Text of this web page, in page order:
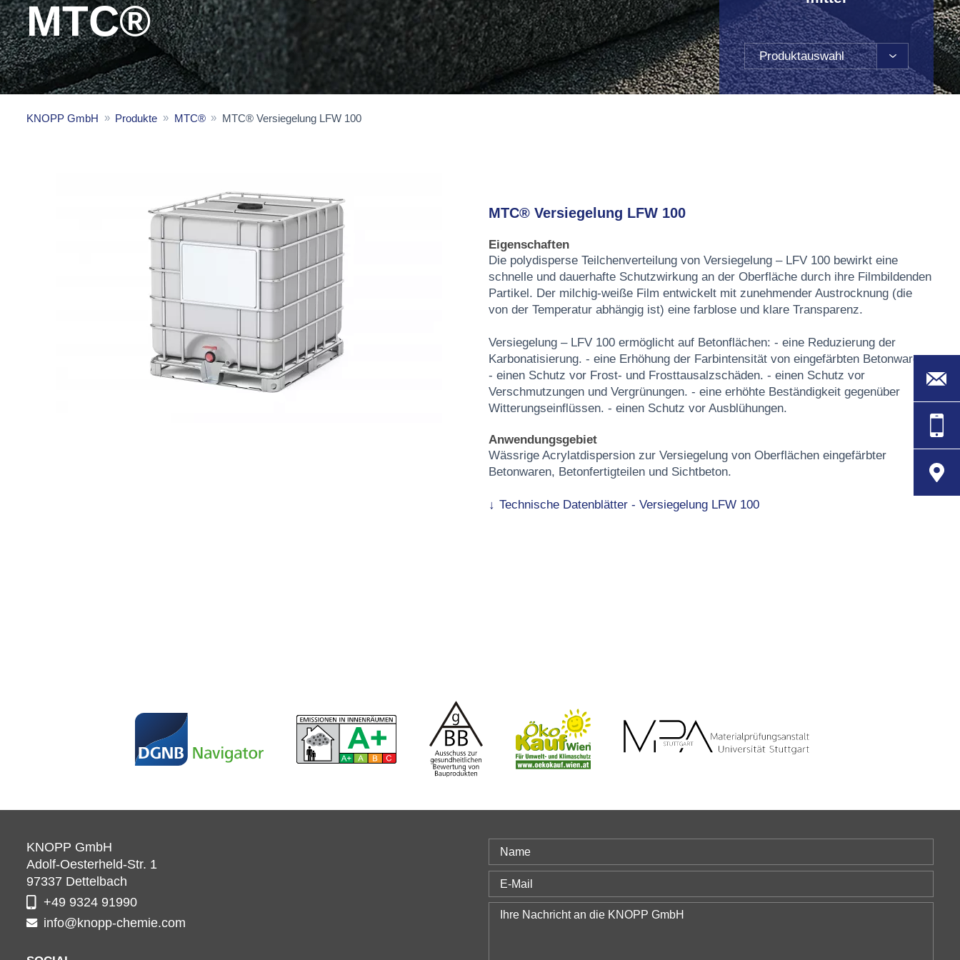
MTC®
Produktauswahl
KNOPP GmbH Produkte MTC® MTC® Versiegelung LFW 100
MTC® Versiegelung LFW 100
Eigenschaften
Die polydisperse Teilchenverteilung von Versiegelung – LFV 100 bewirkt eine
schnelle und dauerhafte Schutzwirkung an der Oberfläche durch ihre Filmbildenden
Partikel. Der milchig-weiße Film entwickelt mit zunehmender Austrocknung (die
von der Temperatur abhängig ist) eine farblose und klare Transparenz.
Versiegelung – LFV 100 ermöglicht auf Betonflächen: - eine Reduzierung der
Karbonatisierung. - eine Erhöhung der Farbintensität von eingefärbten Betonwaren.
- einen Schutz vor Frost- und Frosttausalzschäden. - einen Schutz vor
Verschmutzungen und Vergrünungen. - eine erhöhte Beständigkeit gegenüber
Witterungseinflüssen. - einen Schutz vor Ausblühungen.
Anwendungsgebiet
Wässrige Acrylatdispersion zur Versiegelung von Oberflächen eingefärbter
Betonwaren, Betonfertigteilen und Sichtbeton.
Technische Datenblätter - Versiegelung LFW 100
KNOPP GmbH
Adolf-Oesterheld-Str. 1
97337 Dettelbach
+49 9324 91990
info@knopp-chemie.com